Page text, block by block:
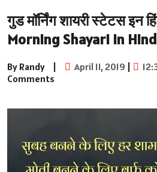
गुड मॉर्निंग शायरी स्टेटस इन
Morning Shayari in
By Randy | April 11, 2019 |
Comments